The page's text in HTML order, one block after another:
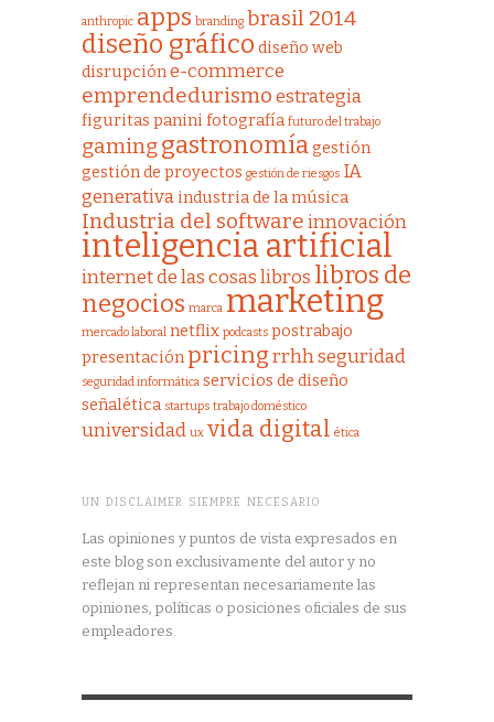
anthropic apps branding brasil 2014
diseño gráfico diseño web
disrupción e-commerce
emprendedurismoestrategia
figuritas panini fotografía futuro del trabajo
gaminggastronomíagestión
gestión de proyectos gestión de riesgos IA
generativa industria de la música
Industria del softwareinnovación
inteligencia artificial
internet de las cosaslibros libros de
negocios marca marketing
mercado laboral netflix podcasts postrabajo
presentación pricingrrhhseguridad
seguridad informática servicios de diseño
señalética startups trabajo doméstico
universidad ux vida digital ética
UN DISCLAIMER SIEMPRE NECESARIO
Las opiniones y puntos de vista expresados en
este blog son exclusivamente del autor y no
reflejan ni representan necesariamente las
opiniones, políticas o posiciones oficiales de sus
empleadores.